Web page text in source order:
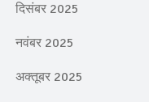
दिसंबर 2025
नवंबर 2025
अक्तूबर 2025